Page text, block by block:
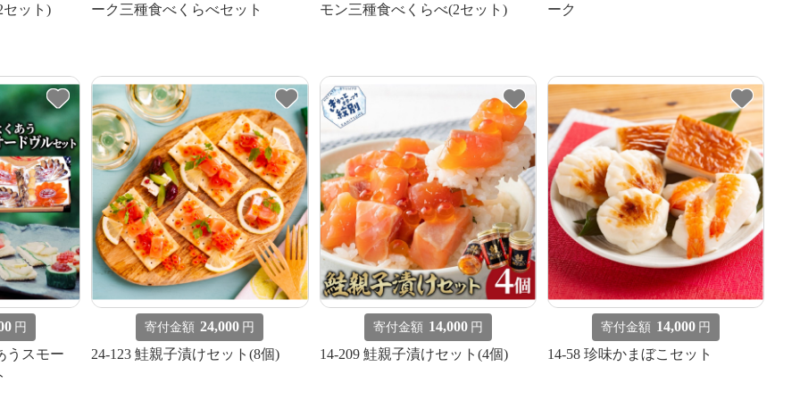
セット) ーク三種食べくらべセット モン三種食べくらべ(2セット) ーク
円
うスモー
寄付金額 24,000 円
24-123 鮭親子漬けセット(8個)
寄付金額 14,000 円
14-209 鮭親子漬けセット(4個)
寄付金額 14,000 円
14-58 珍味かまぼこセット